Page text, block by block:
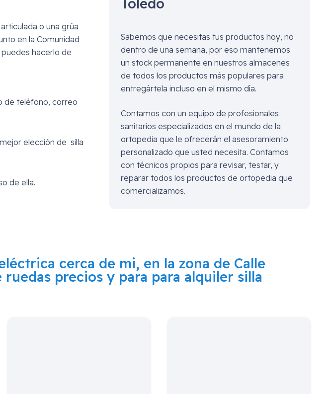
o una grúa
en la Comunidad
hacerlo de
de teléfono, correo
elección de silla
de ella.
Toledo
Sabemos que necesitas tus productos hoy, no
dentro de una semana, por eso mantenemos
un stock permanente en nuestros almacenes
de todos los productos más populares para
entregártela incluso en el mismo día.
Contamos con un equipo de profesionales
sanitarios especializados en el mundo de la
ortopedia que le ofrecerán el asesoramiento
personalizado que usted necesita. Contamos
con técnicos propios para revisar, testar, y
reparar todos los productos de ortopedia que
comercializamos.
cerca de mi, en la zona de Calle
precios y para para alquiler silla